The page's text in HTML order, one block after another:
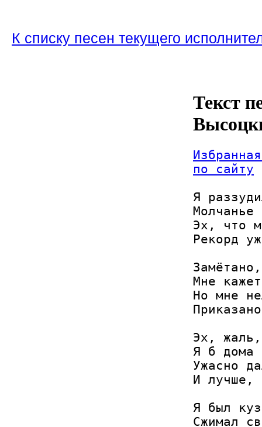
К списку песен текущего
Текст
по сайту
Я
Эх, что
Рекорд
Мне
Но мне
Эх,
Я б дома
Ужасно
И лучше,
Я был
Сжимал